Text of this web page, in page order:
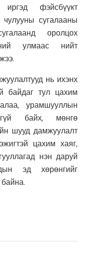
фэйсбүүкт
чулууны сугалааны
оролцох
улмаас нийт
нь ихэнх
байдаг тул цахим
урамшууллын
байх, мөнгө
шууд дамжуулалт
цахим хаяг,
нэн даруй
эд хөрөнгийг